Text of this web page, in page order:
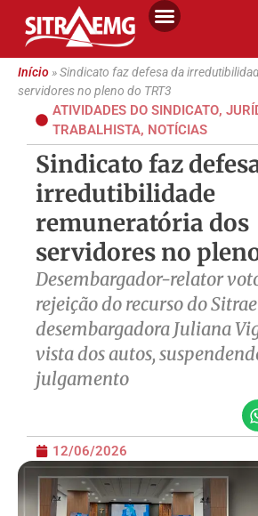
Início»Sindicato faz defesa da
servidores no pleno do TRT3
ATIVIDADES DO SINDICATO,
TRABALHISTA, NOTÍCIAS
Sindicato faz
irredutibilidade
remuneratória dos
servidores no
Desembargador-relator
rejeição do recurso do
desembargadora Juliana
vista dos autos,
julgamento
12/06/2026